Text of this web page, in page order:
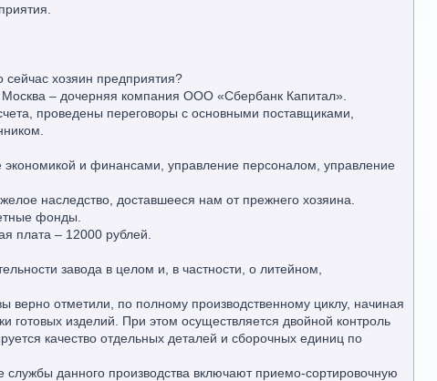
хозяин предприятия?
– дочерняя компания ООО «Сбербанк Капитал».
проведены переговоры с основными поставщиками,
и финансами, управление персоналом, управление
наследство, доставшееся нам от прежнего хозяина.
фонды.
плата – 12000 рублей.
завода в целом и, в частности, о литейном,
отметили, по полному производственному циклу, начиная
готовых изделий. При этом осуществляется двойной контроль
качество отдельных деталей и сборочных единиц по
службы данного производства включают приемо-сортировочную